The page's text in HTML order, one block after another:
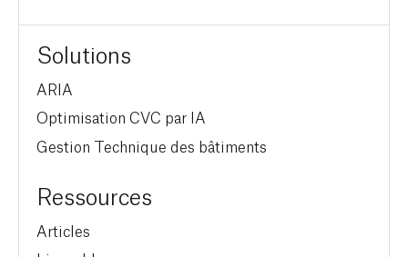
Solutions
ARIA
Optimisation CVC par IA
Gestion Technique des bâtiments
Ressources
Articles